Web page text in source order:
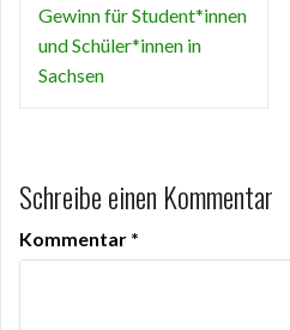
Gewinn für Student*innen
und Schüler*innen in
Sachsen
Schreibe einen Kommentar
Kommentar *